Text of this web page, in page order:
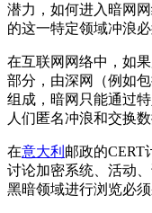
潜力，如何进入暗网
的这一特定领域冲浪必
在互联网网络中，如
部分，由深网（例如
组成，暗网只能通过
人们匿名冲浪和交换
在意大利 邮政的CERT
讨论加密系统、活动
黑暗领域进行浏览必须